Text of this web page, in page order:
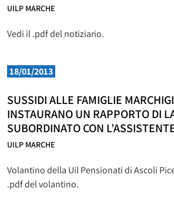
UILP MARCHE
Vedi il .pdf del notiziario.
18/01/2013
SUSSIDI ALLE FAMIGLIE
INSTAURANO UN RAPPORTO DI
SUBORDINATO CON
UILP MARCHE
Volantino della Uil Pensionati di Ascoli
.pdf del volantino.